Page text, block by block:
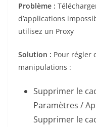
Problème :
d’applications
utilisez un Proxy
Solution : Pour régler
manipulations :
Supprimer le
Paramètres /
Supprimer le